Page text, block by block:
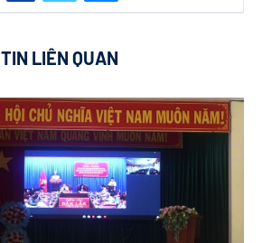
TIN LIÊN QUAN